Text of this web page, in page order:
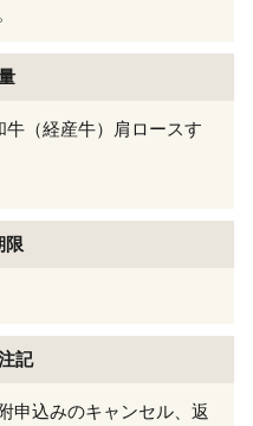
牛（経産牛）肩ロースす
限
記
申込みのキャンセル、返